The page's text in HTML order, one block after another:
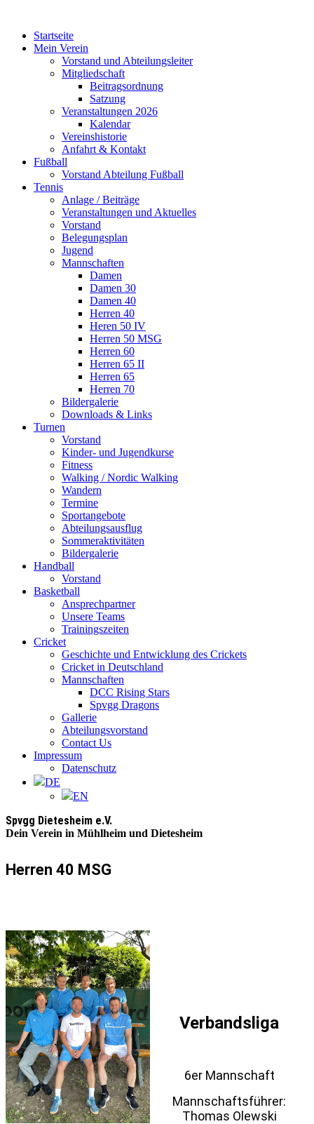
Startseite
Mein Verein
Vorstand und Abteilungsleiter
Mitgliedschaft
Beitragsordnung
Satzung
Veranstaltungen 2026
Kalendar
Vereinshistorie
Anfahrt & Kontakt
Fußball
Vorstand Abteilung Fußball
Tennis
Anlage / Beiträge
Veranstaltungen und Aktuelles
Vorstand
Belegungsplan
Jugend
Mannschaften
Damen
Damen 30
Damen 40
Herren 40
Heren 50 IV
Herren 50 MSG
Herren 60
Herren 65 II
Herren 65
Herren 70
Bildergalerie
Downloads & Links
Turnen
Vorstand
Kinder- und Jugendkurse
Fitness
Walking / Nordic Walking
Wandern
Termine
Sportangebote
Abteilungsausflug
Sommeraktivitäten
Bildergalerie
Handball
Vorstand
Basketball
Ansprechpartner
Unsere Teams
Trainingszeiten
Cricket
Geschichte und Entwicklung des Crickets
Cricket in Deutschland
Mannschaften
DCC Rising Stars
Spvgg Dragons
Gallerie
Abteilungsvorstand
Contact Us
Impressum
Datenschutz
DE
EN
Spvgg Dietesheim e.V.
Dein Verein in Mühlheim und Dietesheim
Herren 40 MSG
Verbandsliga
6er Mannschaft
Mannschaftsführer:
Thomas Olewski